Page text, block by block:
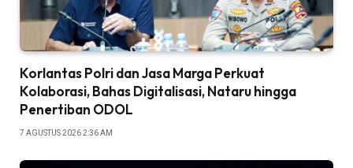
Korlantas Polri dan Jasa Marga Perkuat
Kolaborasi, Bahas Digitalisasi, Nataru hingga
Penertiban ODOL
7 AGUSTUS 2026 2:36 AM